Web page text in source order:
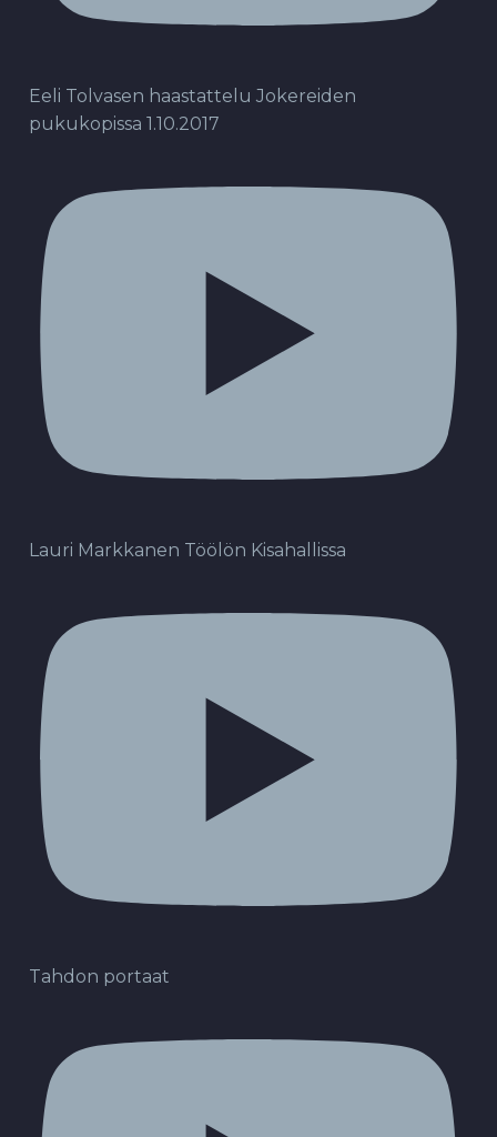
Eeli Tolvasen haastattelu Jokereiden
pukukopissa 1.10.2017
Lauri Markkanen Töölön Kisahallissa
Tahdon portaat